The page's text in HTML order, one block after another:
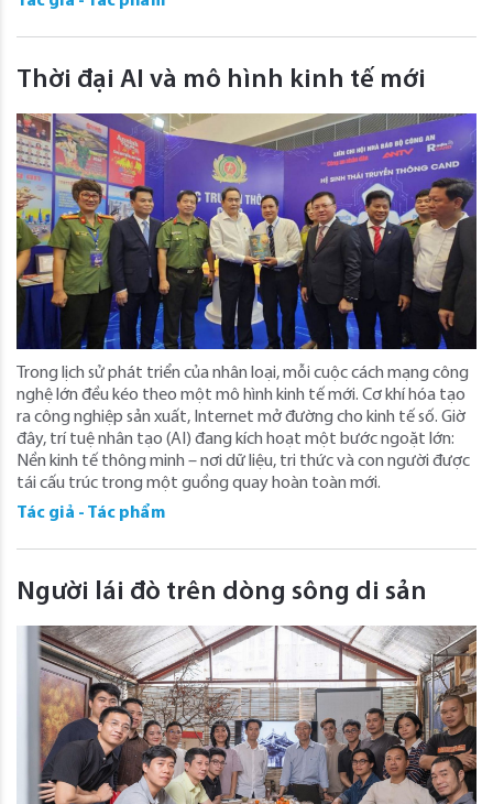
Thời đại AI và mô hình kinh tế mới
Trong lịch sử phát triển của nhân loại, mỗi cuộc cách mạng công
nghệ lớn đều kéo theo một mô hình kinh tế mới. Cơ khí hóa tạo
ra công nghiệp sản xuất, Internet mở đường cho kinh tế số. Giờ
đây, trí tuệ nhân tạo (AI) đang kích hoạt một bước ngoặt lớn:
Nền kinh tế thông minh – nơi dữ liệu, tri thức và con người được
tái cấu trúc trong một guồng quay hoàn toàn mới.
Tác giả - Tác phẩm
Người lái đò trên dòng sông di sản